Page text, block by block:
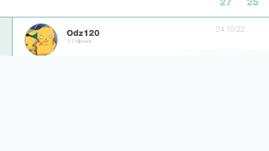
27 25
Odz120
1 Follower
24.10.22